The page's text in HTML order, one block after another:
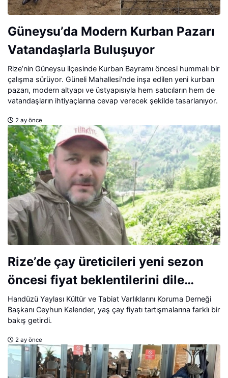
Güneysu’da Modern Kurban Pazarı
Vatandaşlarla Buluşuyor
Rize’nin Güneysu ilçesinde Kurban Bayramı öncesi hummalı bir
çalışma sürüyor. Güneli Mahallesi’nde inşa edilen yeni kurban
pazarı, modern altyapı ve üstyapısıyla hem satıcıların hem de
vatandaşların ihtiyaçlarına cevap verecek şekilde tasarlanıyor.
2 ay önce
Rize’de çay üreticileri yeni sezon
öncesi fiyat beklentilerini dile
getiriyor.
Handüzü Yaylası Kültür ve Tabiat Varlıklarını Koruma Derneği
Başkanı Ceyhun Kalender, yaş çay fiyatı tartışmalarına farklı bir
bakış getirdi.
2 ay önce